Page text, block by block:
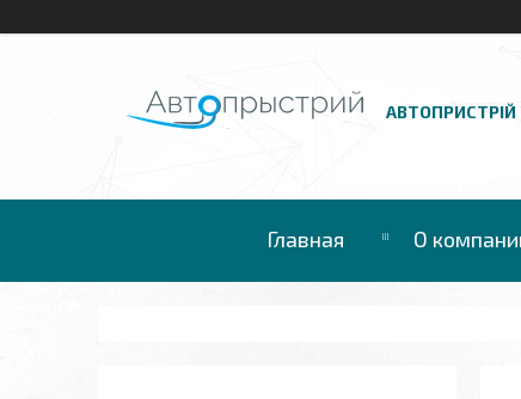
Главная О